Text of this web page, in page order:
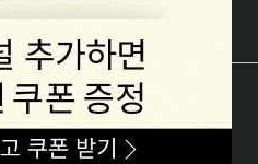
호[사업자정보확인]
스 ALL RIGHT RESERVED.